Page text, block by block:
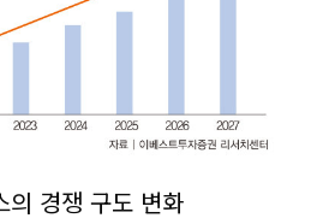
의 경쟁 구도 변화